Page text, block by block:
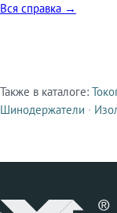
Вся справка →
Смежные
Также в каталоге:
Шинодержатели ·